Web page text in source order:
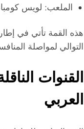
الملعب: لويس
هذه القمة تأتي في
التوالي لمواصلة
القنوات
العربي